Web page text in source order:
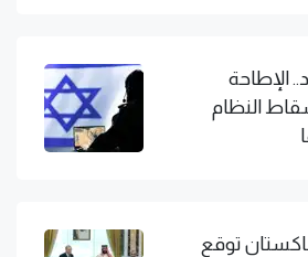
الإطاحة
النظام
توقع